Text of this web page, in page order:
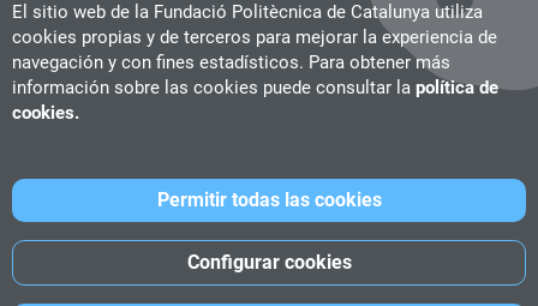
El sitio web de la Fundació Politècnica de Catalunya utiliza
cookies propias y de terceros para mejorar la experiencia de
navegación y con fines estadísticos. Para obtener más
información sobre las cookies puede consultar la política de
cookies.
Configurar cookies
Permitir todas las cookies
CITM
C/ de la Igualtat, 33, 08222 Terrassa
UPC School
©Fundació Politècnica de Catalunya-Avíso legal-Política de